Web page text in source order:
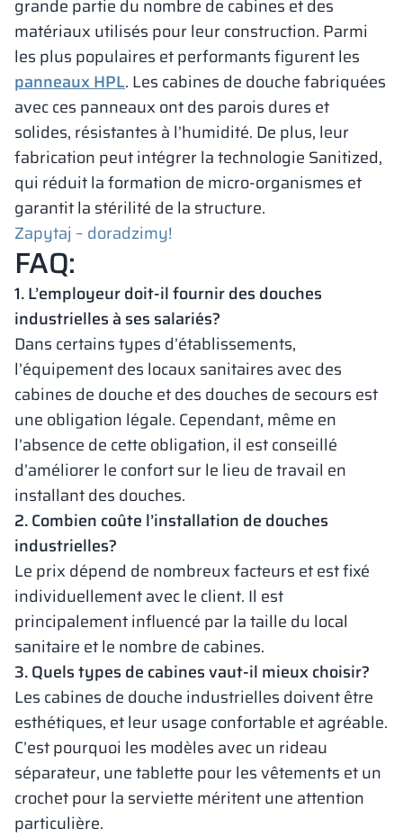
grande partie du nombre de cabines et des
matériaux utilisés pour leur construction. Parmi
les plus populaires et performants figurent les
panneaux HPL. Les cabines de douche fabriquées
avec ces panneaux ont des parois dures et
solides, résistantes à l’humidité. De plus, leur
fabrication peut intégrer la technologie Sanitized,
qui réduit la formation de micro-organismes et
garantit la stérilité de la structure.
Zapytaj – doradzimy!
FAQ:
1. L’employeur doit-il fournir des douches
industrielles à ses salariés?
Dans certains types d’établissements,
l’équipement des locaux sanitaires avec des
cabines de douche et des douches de secours est
une obligation légale. Cependant, même en
l’absence de cette obligation, il est conseillé
d’améliorer le confort sur le lieu de travail en
installant des douches.
2. Combien coûte l’installation de douches
industrielles?
Le prix dépend de nombreux facteurs et est fixé
individuellement avec le client. Il est
principalement influencé par la taille du local
sanitaire et le nombre de cabines.
3. Quels types de cabines vaut-il mieux choisir?
Les cabines de douche industrielles doivent être
esthétiques, et leur usage confortable et agréable.
C’est pourquoi les modèles avec un rideau
séparateur, une tablette pour les vêtements et un
crochet pour la serviette méritent une attention
particulière.